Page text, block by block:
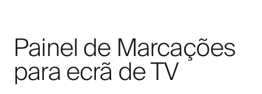
Painel de Marcações
para ecrã de TV